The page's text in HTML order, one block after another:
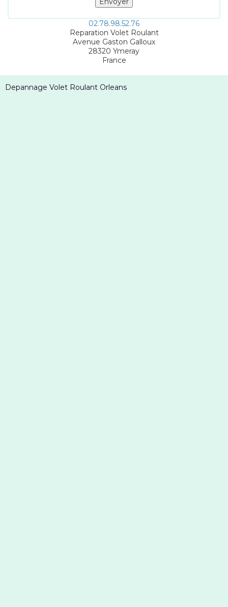
02.78.98.52.76
Reparation Volet Roulant
Avenue Gaston Galloux
28320 Ymeray
France
Depannage Volet Roulant Orleans